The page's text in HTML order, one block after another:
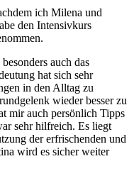
ich Milena und
den Intensivkurs
auch das
hat sich sehr
in den Alltag zu
wieder besser zu
mir auch persönlich Tipps
sehr hilfreich. Es liegt
der erfrischenden und
wird es sicher weiter